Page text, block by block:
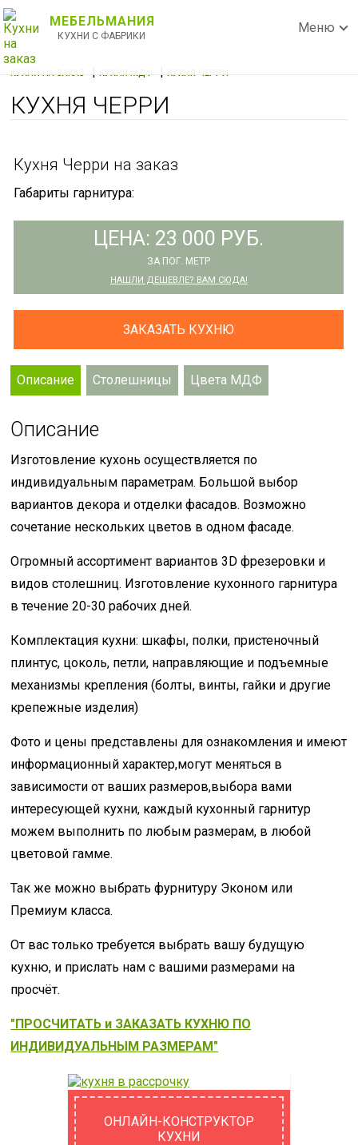
МЕБЕЛЬМАНИЯ
КУХНИ С ФАБРИКИ
Меню
КУХНИ НА ЗАКАЗ |КУХНЯ МДФ |КУХНЯ ЧЕРРИ
КУХНЯ ЧЕРРИ
Кухня Черри на заказ
Габариты гарнитура:
ЦЕНА: 23 000 РУБ.
ЗА ПОГ. МЕТР
НАШЛИ ДЕШЕВЛЕ? ВАМ СЮДА!
ЗАКАЗАТЬ КУХНЮ
Описание Столешницы Цвета МДФ
Описание
Изготовление кухонь осуществляется по
индивидуальным параметрам. Большой выбор
вариантов декора и отделки фасадов. Возможно
сочетание нескольких цветов в одном фасаде.
Огромный ассортимент вариантов 3D фрезеровки и
видов столешниц. Изготовление кухонного гарнитура
в течение 20-30 рабочих дней.
Комплектация кухни: шкафы, полки, пристеночный
плинтус, цоколь, петли, направляющие и подъемные
механизмы крепления (болты, винты, гайки и другие
крепежные изделия)
Фото и цены представлены для ознакомления и имеют
информационный характер,могут меняться в
зависимости от ваших размеров,выбора вами
интересующей кухни, каждый кухонный гарнитур
можем выполнить по любым размерам, в любой
цветовой гамме.
Так же можно выбрать фурнитуру Эконом или
Премиум класса.
От вас только требуется выбрать вашу будущую
кухню, и прислать нам с вашими размерами на
просчёт.
"ПРОСЧИТАТЬ и ЗАКАЗАТЬ КУХНЮ ПО
ИНДИВИДУАЛЬНЫМ РАЗМЕРАМ"
ОНЛАЙН-КОНСТРУКТОР
КУХНИ